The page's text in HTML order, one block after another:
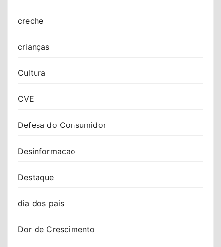
creche
crianças
Cultura
CVE
Defesa do Consumidor
Desinformacao
Destaque
dia dos pais
Dor de Crescimento